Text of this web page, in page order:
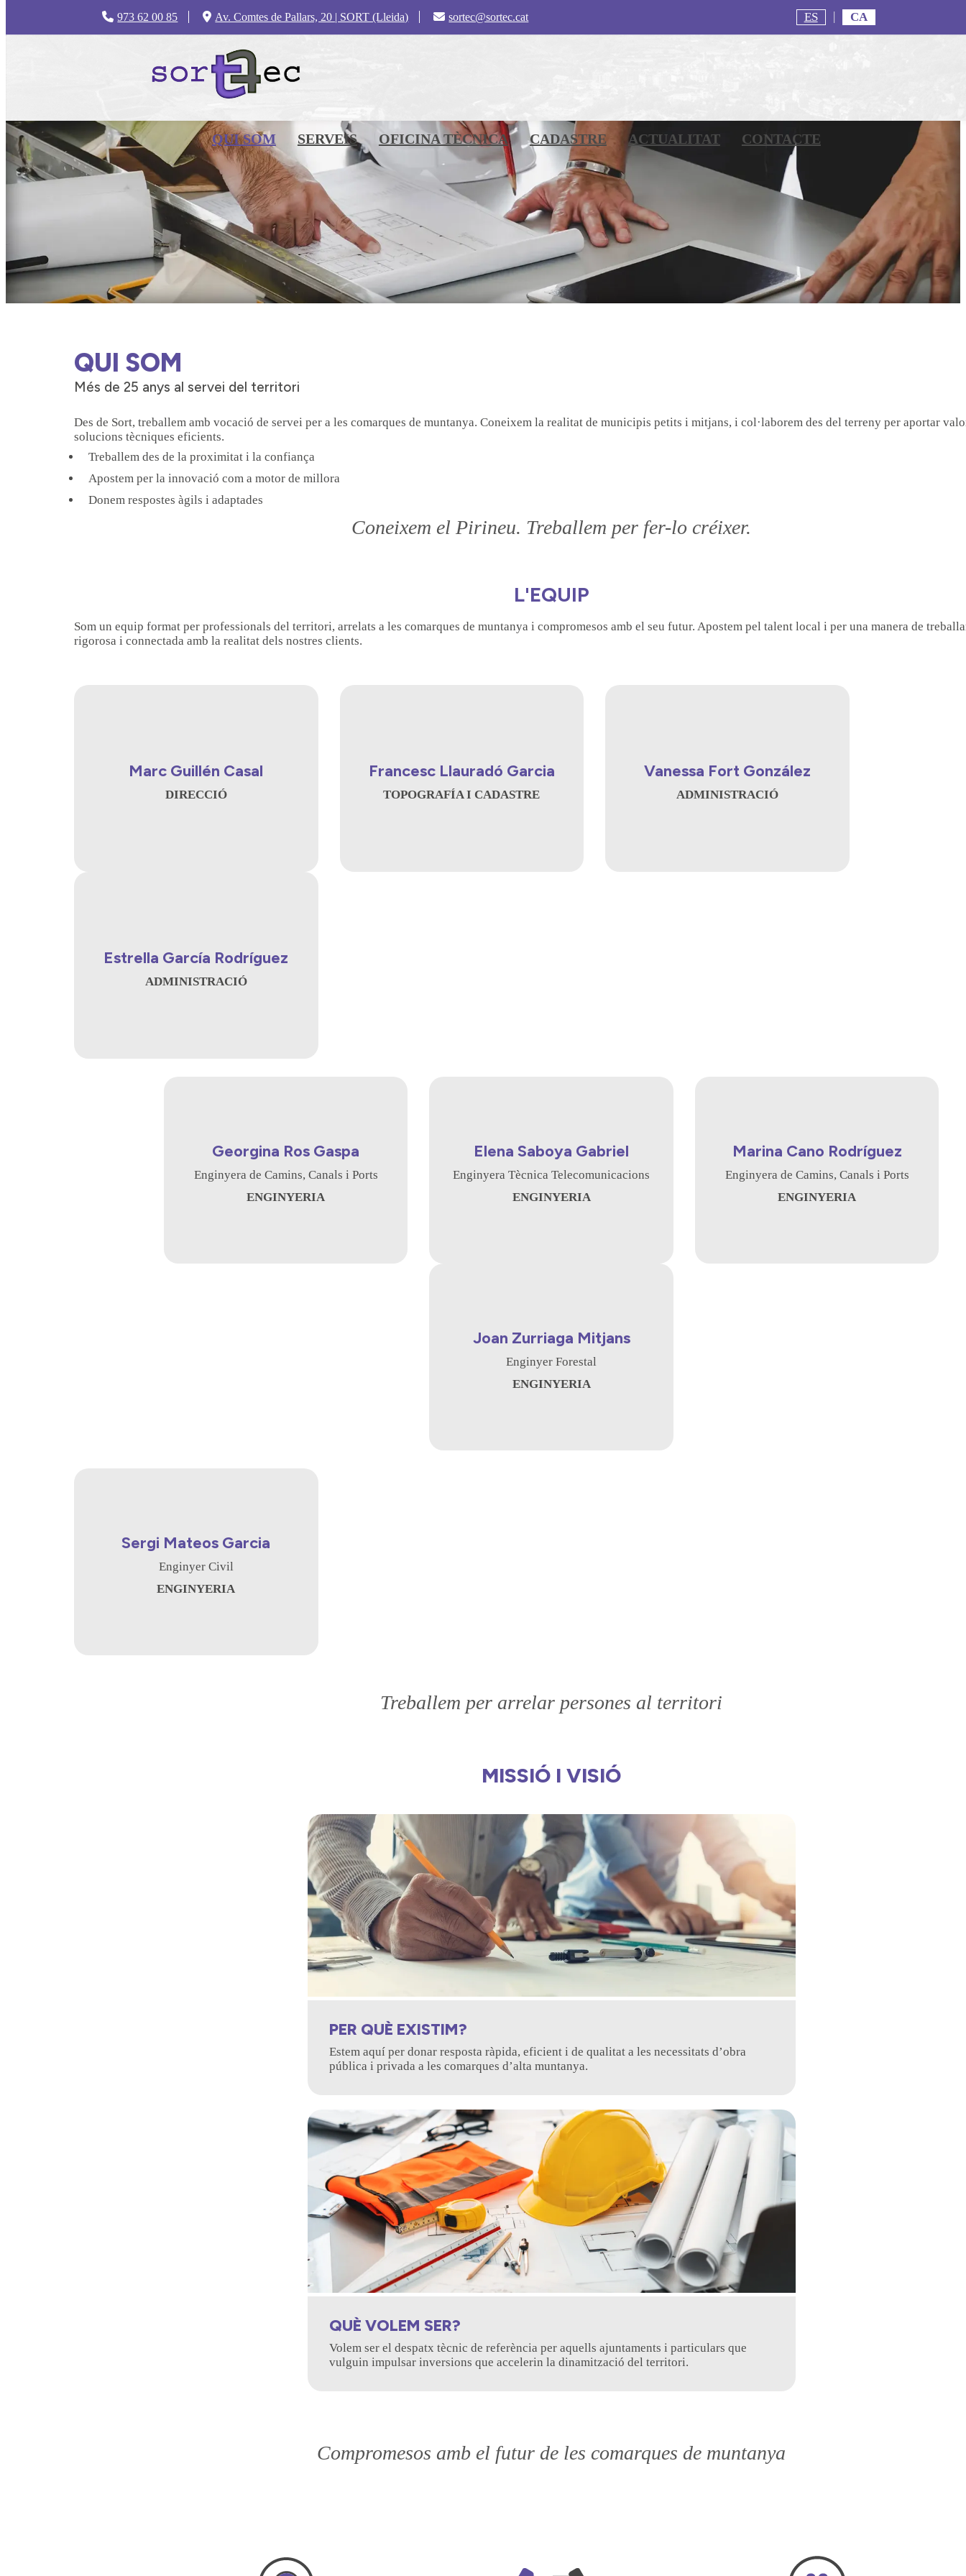
QUI SOM SERVEIS OFICINA TÈCNICA CADASTRE ACTUALITAT CONTACTE
973 62 00 85 Av. Comtes de Pallars, 20 | SORT (Lleida) sortec@sortec.cat ES CA
QUI SOM
Més de 25 anys al servei del territori
Des de Sort, treballem amb vocació de servei per a les comarques de muntanya. Coneixem la realitat de municipis petits i mitjans, i col·laborem des del terreny per aportar
solucions tècniques eficients.
Treballem des de la proximitat i la confiança
Apostem per la innovació com a motor de millora
Donem respostes àgils i adaptades
Coneixem el Pirineu. Treballem per fer-lo créixer.
L'EQUIP
Som un equip format per professionals del territori, arrelats a les comarques de muntanya i compromesos amb el seu futur. Apostem pel talent local i per una manera de
rigorosa i connectada amb la realitat dels nostres clients.
Marc Guillén Casal
DIRECCIÓ
Francesc Llauradó Garcia
TOPOGRAFÍA I CADASTRE
Vanessa Fort González
ADMINISTRACIÓ
Estrella García Rodríguez
ADMINISTRACIÓ
Georgina Ros Gaspa
Enginyera de Camins, Canals i Ports
ENGINYERIA
Elena Saboya Gabriel
Enginyera Tècnica Telecomunicacions
ENGINYERIA
Marina Cano Rodríguez
Enginyera de Camins, Canals i Ports
ENGINYERIA
Joan Zurriaga Mitjans
Enginyer Forestal
ENGINYERIA
Sergi Mateos Garcia
Enginyer Civil
ENGINYERIA
Treballem per arrelar persones al territori
MISSIÓ I VISIÓ
PER QUÈ EXISTIM?
Estem aquí per donar resposta ràpida, eficient i de qualitat a les necessitats d’obra
pública i privada a les comarques d’alta muntanya.
QUÈ VOLEM SER?
Volem ser el despatx tècnic de referència per aquells ajuntaments i particulars que
vulguin impulsar inversions que accelerin la dinamització del territori.
Compromesos amb el futur de les comarques de muntanya